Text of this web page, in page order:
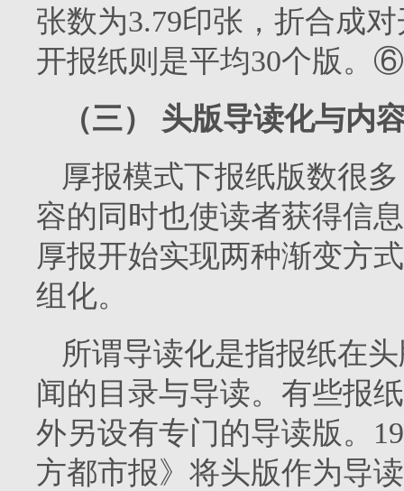
张数为3.79印张，折合成
开报纸则是平均30个版。⑥
（三）
头版导读化与内
厚报模式下报纸版数很
容的同时也使读者获得信
厚报开始实现两种渐变方
组化。
所谓导读化是指报纸在
闻的目录与导读。有些报
外另设有专门的导读版。
方都市报》将头版作为导